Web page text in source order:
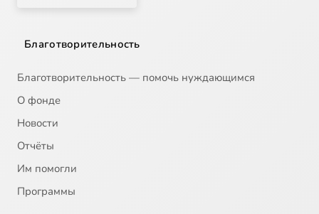
Благотворительность
Благотворительность — помочь нуждающимся
О фонде
Новости
Отчёты
Им помогли
Программы